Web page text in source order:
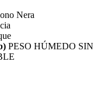
Nera
PESO HÚMEDO SIN